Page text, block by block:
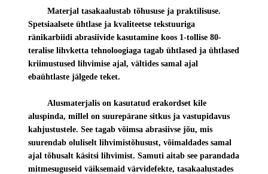
Materjal tasakaalustab tõhususe ja praktilisuse.
Spetsiaalsete ühtlase ja kvaliteetse tekstuuriga
ränikarbiidi abrasiivide kasutamine koos 1-tollise 80-
teralise lihvketta tehnoloogiaga tagab ühtlased ja ühtlased
kriimustused lihvimise ajal, vältides samal ajal
ebaühtlaste jälgede teket.
Alusmaterjalis on kasutatud erakordset kile
aluspinda, millel on suurepärane sitkus ja vastupidavus
kahjustustele. See tagab võimsa abrasiivse jõu, mis
suurendab oluliselt lihvimistõhusust, võimaldades samal
ajal tõhusalt käsitsi lihvimist. Samuti aitab see parandada
mitmesuguseid väiksemaid värvidefekte, tasakaalustades